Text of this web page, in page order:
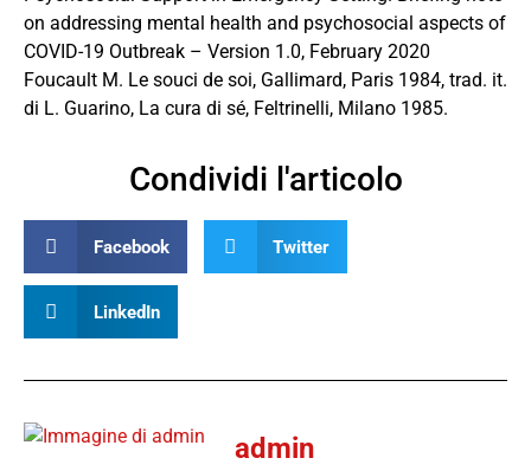
on addressing mental health and psychosocial aspects of
COVID-19 Outbreak – Version 1.0, February 2020
Foucault M. Le souci de soi, Gallimard, Paris 1984, trad. it.
di L. Guarino, La cura di sé, Feltrinelli, Milano 1985.
Condividi l'articolo
Facebook Twitter
LinkedIn
admin